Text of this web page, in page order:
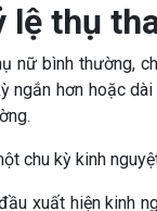
lệ thụ
nữ bình thường,
ngắn hơn hoặc
chu kỳ kinh
xuất hiện kinh